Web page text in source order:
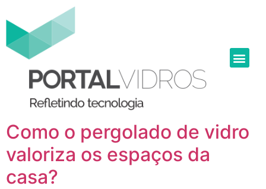
Como o pergolado de vidro
valoriza os espaços da
casa?